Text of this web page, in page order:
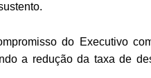
do Executivo
a redução da taxa de